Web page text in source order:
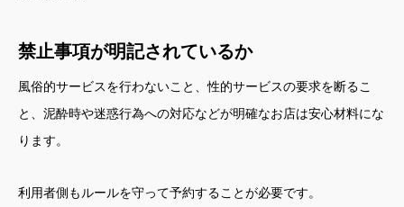
禁止事項が明記されているか
風俗的サービスを行わないこと、性的サービスの要求を断るこ
と、泥酔時や迷惑行為への対応などが明確なお店は安心材料にな
ります。
利用者側もルールを守って予約することが必要です。